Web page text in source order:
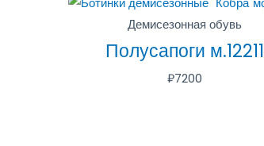
Демисезонная обувь
Полусапоги м.12211
₽7200